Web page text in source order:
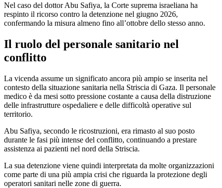
Nel caso del dottor Abu Safiya, la Corte suprema israeliana ha
respinto il ricorso contro la detenzione nel giugno 2026,
confermando la misura almeno fino all’ottobre dello stesso anno.
Il ruolo del personale sanitario nel
conflitto
La vicenda assume un significato ancora più ampio se inserita nel
contesto della situazione sanitaria nella Striscia di Gaza. Il personale
medico è da mesi sotto pressione costante a causa della distruzione
delle infrastrutture ospedaliere e delle difficoltà operative sul
territorio.
Abu Safiya, secondo le ricostruzioni, era rimasto al suo posto
durante le fasi più intense del conflitto, continuando a prestare
assistenza ai pazienti nel nord della Striscia.
La sua detenzione viene quindi interpretata da molte organizzazioni
come parte di una più ampia crisi che riguarda la protezione degli
operatori sanitari nelle zone di guerra.